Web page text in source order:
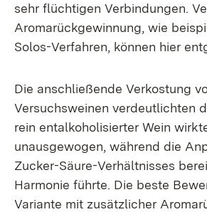
sehr flüchtigen Verbindungen.
Aromarückgewinnung, wie
Solos-Verfahren, können hier
Die anschließende Verkostung
Versuchsweinen verdeutlichten
rein entalkoholisierter Wein
unausgewogen, während die
Zucker-Säure-Verhältnisses
Harmonie führte. Die beste
Variante mit zusätzlicher